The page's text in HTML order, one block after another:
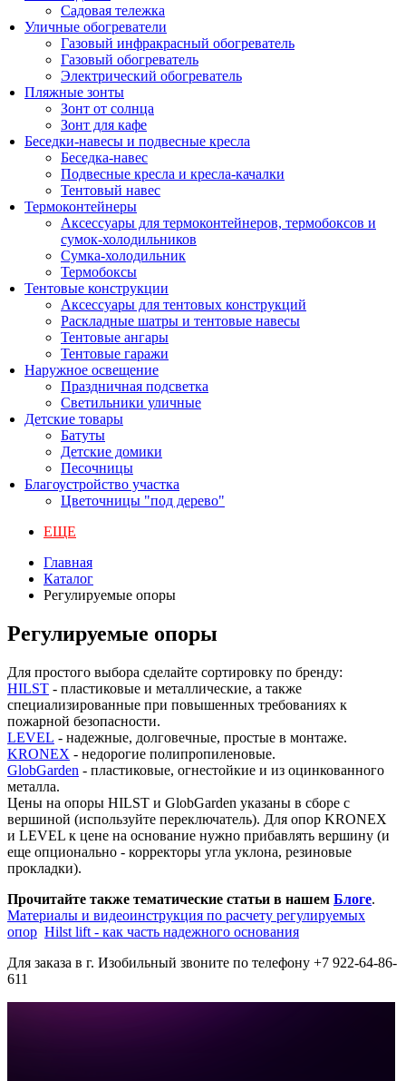
Садовая тележка
Уличные обогреватели
Газовый инфракрасный обогреватель
Газовый обогреватель
Электрический обогреватель
Пляжные зонты
Зонт от солнца
Зонт для кафе
Беседки-навесы и подвесные кресла
Беседка-навес
Подвесные кресла и кресла-качалки
Тентовый навес
Термоконтейнеры
Аксессуары для термоконтейнеров, термобоксов и
сумок-холодильников
Сумка-холодильник
Термобоксы
Тентовые конструкции
Аксессуары для тентовых конструкций
Раскладные шатры и тентовые навесы
Тентовые ангары
Тентовые гаражи
Наружное освещение
Праздничная подсветка
Светильники уличные
Детские товары
Батуты
Детские домики
Песочницы
Благоустройство участка
Цветочницы "под дерево"
ЕЩЕ
Главная
Каталог
Регулируемые опоры
Регулируемые опоры
Для простого выбора сделайте сортировку по бренду:
HILST - пластиковые и металлические, а также
специализированные при повышенных требованиях к
пожарной безопасности.
LEVEL - надежные, долговечные, простые в монтаже.
KRONEX - недорогие полипропиленовые.
GlobGarden - пластиковые, огнестойкие и из оцинкованного
металла.
Цены на опоры HILST и GlobGarden указаны в сборе с
вершиной (используйте переключатель). Для опор KRONEX
и LEVEL к цене на основание нужно прибавлять вершину (и
еще опционально - корректоры угла уклона, резиновые
прокладки).
Прочитайте также тематические статьи в нашем Блоге.
Материалы и видеоинструкция по расчету регулируемых
опор Hilst lift - как часть надежного основания
Для заказа в г. Изобильный звоните по телефону +7 922-64-86-
611